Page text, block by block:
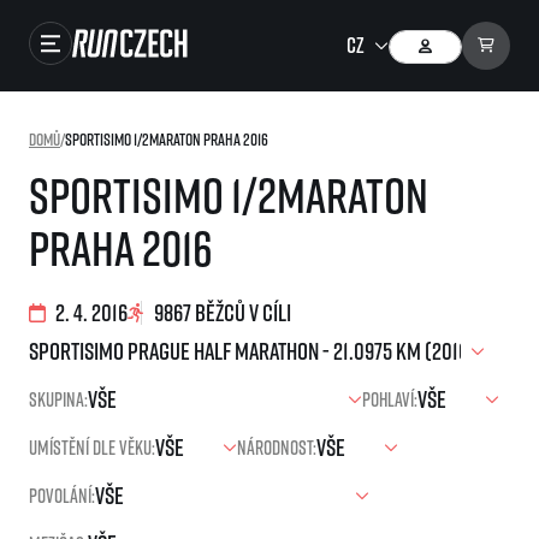
Foto & Video
RunCzech Store
Running Mall
Běžecké série
O běžecké lize
Jak to funguje
projekt SuperHalfs
Sportisimo 1/2Maraton
Praha 2016
Domů/Sportisimo 1/2Maraton Praha 2016
2. 4. 2016 9867 běžců v cíli
Skupina:
Pohlaví:
Umístění dle věku:
Národnost:
Povolání: